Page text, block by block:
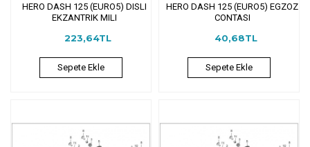
HERO DASH 125 (EURO5) DISLI
EKZANTRIK MILI
223,64TL
Sepete Ekle
HERO DASH 125 (EURO5) EGZOZ
CONTASI
40,68TL
Sepete Ekle